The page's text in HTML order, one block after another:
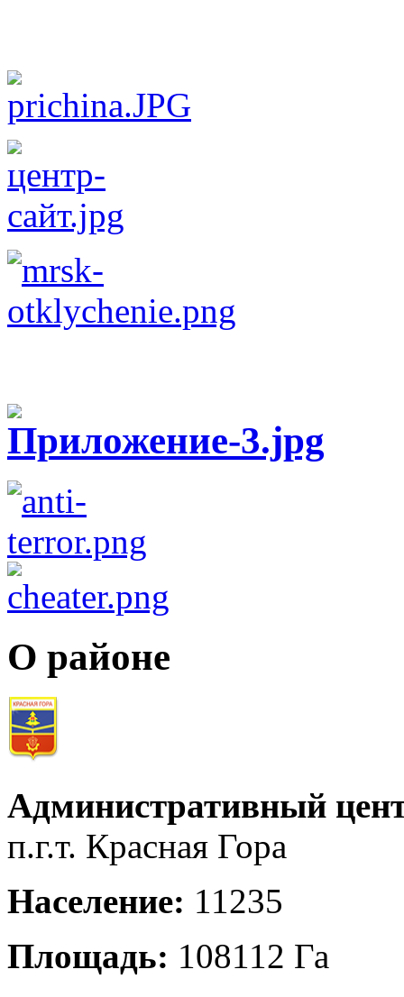
О районе
Административный
п.г.т. Красная Гора
Население: 11235
Площадь: 108112 Га